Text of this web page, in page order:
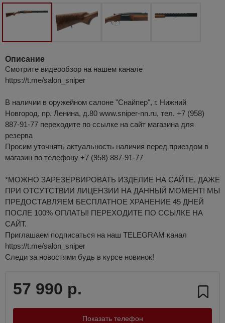
Описание
Смотрите видеообзор на нашем канале
https://t.me/salon_sniper
В наличии в оружейном салоне "Снайпер", г. Нижний
Новгород, пр. Ленина, д.80 www.sniper-nn.ru, тел. +7 (958)
887-91-77 переходите по ссылке на сайт магазина для
резерва
Просим уточнять актуальность наличия перед приездом в
магазин по телефону +7 (958) 887-91-77
*МОЖНО ЗАРЕЗЕРВИРОВАТЬ ИЗДЕЛИЕ НА САЙТЕ, ДАЖЕ
ПРИ ОТСУТСТВИИ ЛИЦЕНЗИИ НА ДАННЫЙ МОМЕНТ! МЫ
ПРЕДОСТАВЛЯЕМ БЕСПЛАТНОЕ ХРАНЕНИЕ 45 ДНЕЙ
ПОСЛЕ 100% ОПЛАТЫ! ПЕРЕХОДИТЕ ПО ССЫЛКЕ НА
САЙТ.
Приглашаем подписаться на наш TELEGRAM канал
https://t.me/salon_sniper
Следи за новостями будь в курсе новинок!
57 990 р.
Показать телефон